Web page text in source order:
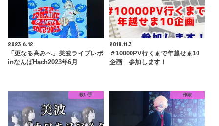
2023.6.12
「更なる高みへ」美波ライブレポ
inなんばHach2023年6月
2018.11.3
＃10000PV行くまで年越せま10
企画 参加します！
歌い手 作家